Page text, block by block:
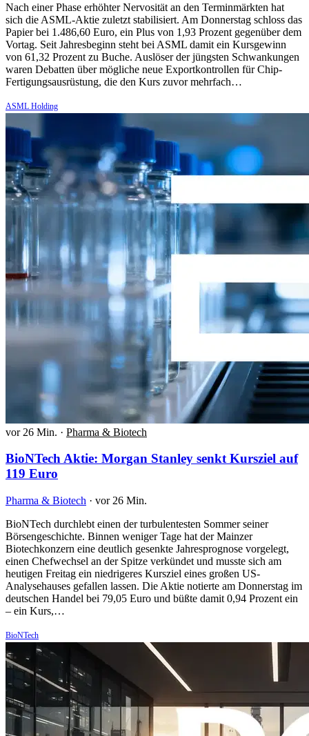
Nach einer Phase erhöhter Nervosität an den Terminmärkten hat
sich die ASML-Aktie zuletzt stabilisiert. Am Donnerstag schloss das
Papier bei 1.486,60 Euro, ein Plus von 1,93 Prozent gegenüber dem
Vortag. Seit Jahresbeginn steht bei ASML damit ein Kursgewinn
von 61,32 Prozent zu Buche. Auslöser der jüngsten Schwankungen
waren Debatten über mögliche neue Exportkontrollen für Chip-
Fertigungsausrüstung, die den Kurs zuvor mehrfach…
ASML Holding
vor 26 Min. · Pharma & Biotech
BioNTech Aktie: Morgan Stanley senkt Kursziel auf
119 Euro
Pharma & Biotech · vor 26 Min.
BioNTech durchlebt einen der turbulentesten Sommer seiner
Börsengeschichte. Binnen weniger Tage hat der Mainzer
Biotechkonzern eine deutlich gesenkte Jahresprognose vorgelegt,
einen Chefwechsel an der Spitze verkündet und musste sich am
heutigen Freitag ein niedrigeres Kursziel eines großen US-
Analysehauses gefallen lassen. Die Aktie notierte am Donnerstag im
deutschen Handel bei 79,05 Euro und büßte damit 0,94 Prozent ein
– ein Kurs,…
BioNTech